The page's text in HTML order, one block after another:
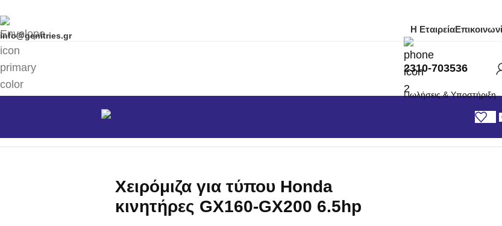
info@genitries.gr
Η Εταιρεία
2310-703536
Πωλήσεις & Υποστήριξη
Χειρόμιζα για τύπου Ηonda
κινητήρες GX160-GX200 6.5hp